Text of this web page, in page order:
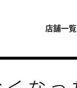
店舗一覧